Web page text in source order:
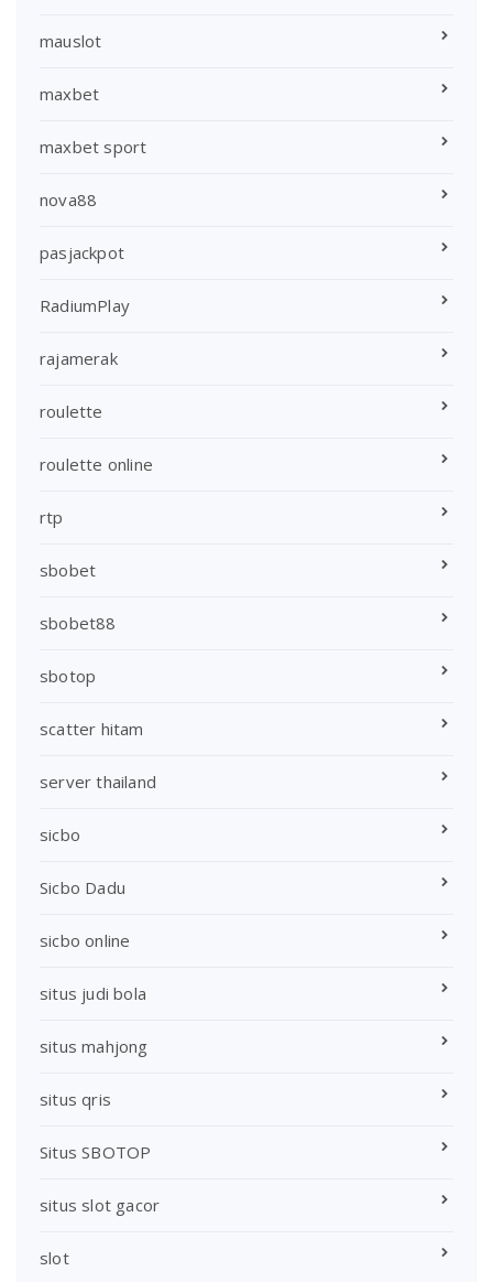
mauslot
maxbet
maxbet sport
nova88
pasjackpot
RadiumPlay
rajamerak
roulette
roulette online
rtp
sbobet
sbobet88
sbotop
scatter hitam
server thailand
sicbo
Sicbo Dadu
sicbo online
situs judi bola
situs mahjong
situs qris
Situs SBOTOP
situs slot gacor
slot